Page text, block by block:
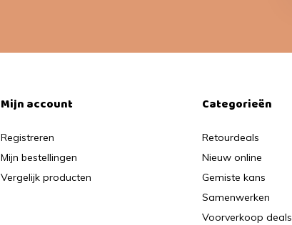
Mijn account
Registreren
Mijn bestellingen
Vergelijk producten
Categorieën
Retourdeals
Nieuw online
Gemiste kans
Samenwerken
Voorverkoop deals